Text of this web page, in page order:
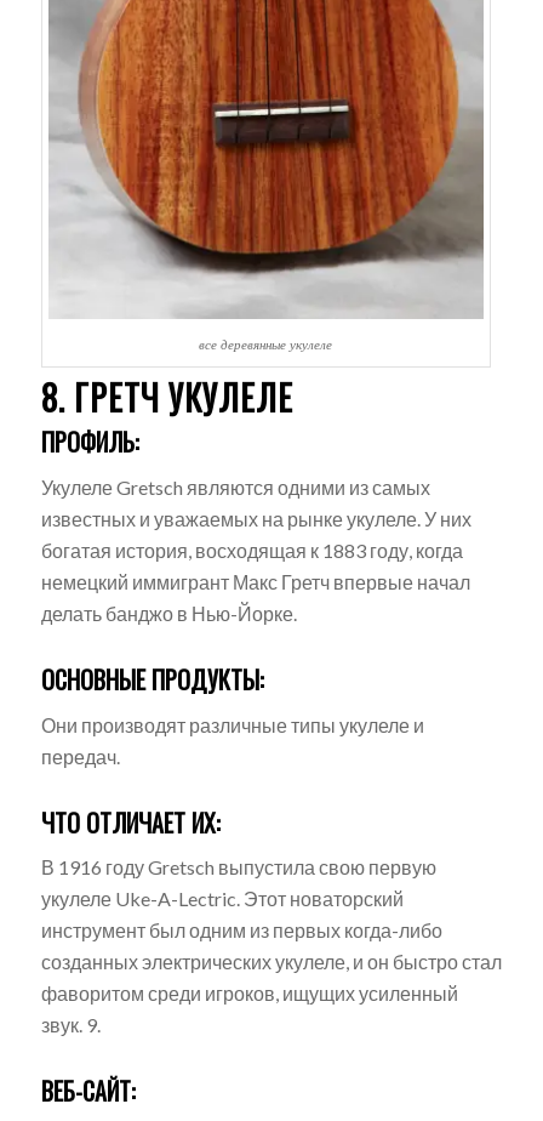
все деревянные укулеле
8. ГРЕТЧ УКУЛЕЛЕ
ПРОФИЛЬ:
Укулеле Gretsch являются одними из самых
известных и уважаемых на рынке укулеле. У них
богатая история, восходящая к 1883 году, когда
немецкий иммигрант Макс Гретч впервые начал
делать банджо в Нью-Йорке.
ОСНОВНЫЕ ПРОДУКТЫ:
Они производят различные типы укулеле и
передач.
ЧТО ОТЛИЧАЕТ ИХ:
В 1916 году Gretsch выпустила свою первую
укулеле Uke-A-Lectric. Этот новаторский
инструмент был одним из первых когда-либо
созданных электрических укулеле, и он быстро стал
фаворитом среди игроков, ищущих усиленный
звук. 9.
ВЕБ-САЙТ: